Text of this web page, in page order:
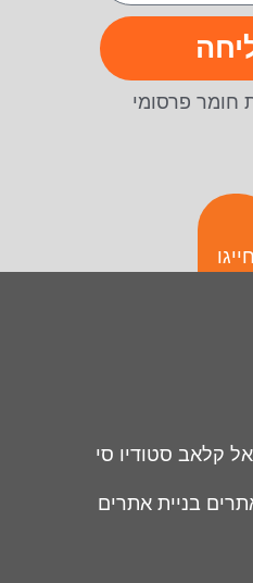
פרסומי
חייגו
קלאב סטודיו סי
בניית אתרים